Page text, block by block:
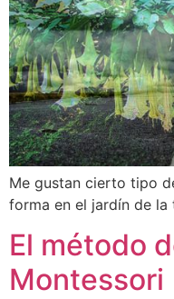
Me gustan cierto tipo
forma en el jardín de
El método
Montessori